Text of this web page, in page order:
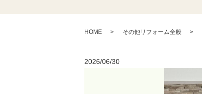
HOME その他リフォーム全般
2026/06/30